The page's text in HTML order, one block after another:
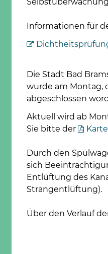
Informationen für
Die Stadt Bad
wurde am Montag,
abgeschlossen
Aktuell wird ab
Sie bitte der
Karte
Durch den
sich
Entlüftung des
Strangentlüftung).
Über den Verlauf